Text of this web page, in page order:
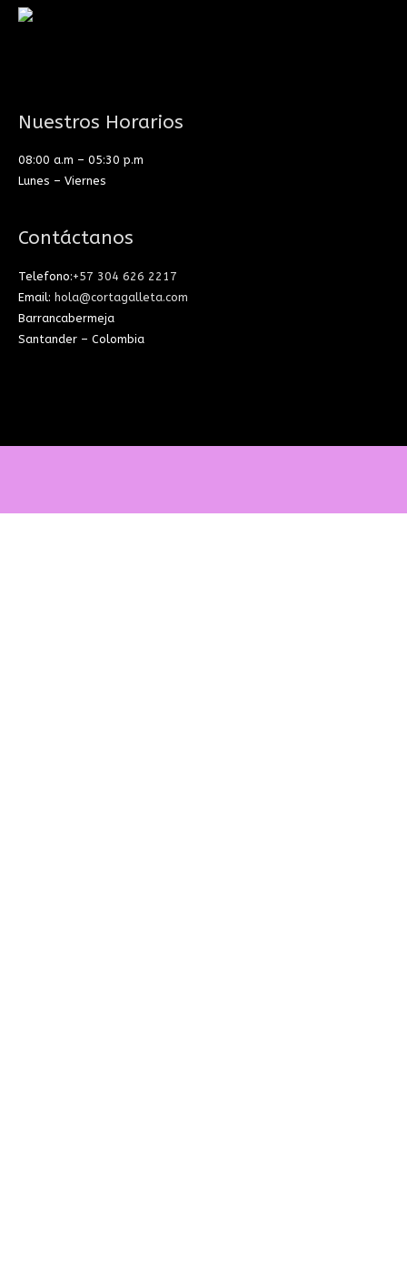
Nuestros Horarios
08:00 a.m – 05:30 p.m
Lunes – Viernes
Contáctanos
Telefono:+57 304 626 2217
Email: hola@cortagalleta.com
Barrancabermeja
Santander – Colombia